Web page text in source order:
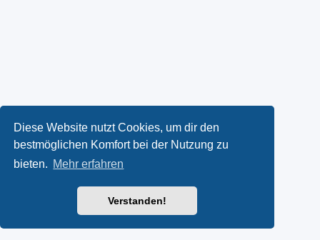
Diese Website nutzt Cookies, um dir den
bestmöglichen Komfort bei der Nutzung zu
bieten. Mehr erfahren
Verstanden!